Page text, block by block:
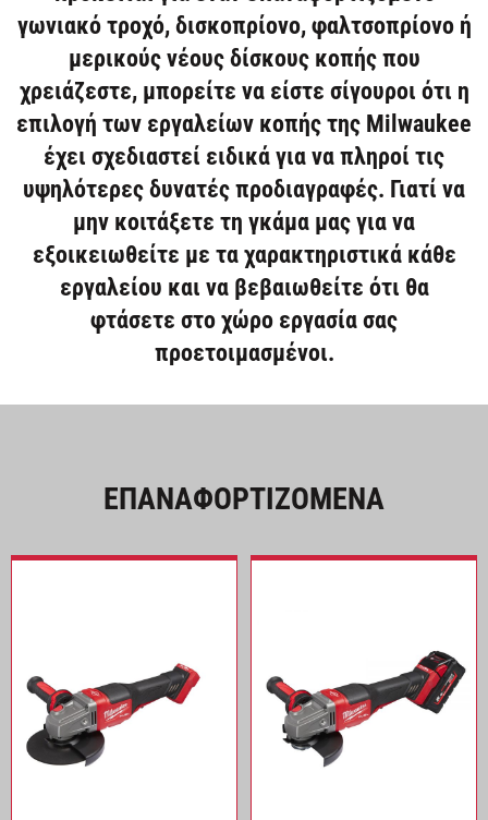
ΜΕΣΑ ΑΤΟΜΙΚΗΣ ΠΡΟΣΤΑΣΙΑΣ
ΕΝΔΥΣΗ
ΕΡΓΑΛΕΙΑ ΧΕΙΡΟΣ
ΕΞΑΡΤΗΜΑΤΑ
ΣΥΜΠΙΕΣΤΕΣ ΕΔΑΦΟΥΣ
ΣΚΥΡΟΔΕΜΑΤΟΣ
ΛΕΙΑΝΣΗ
ΔΟΚΙΜΑΣΤΙΚΑ & ΜΕΤΡΗΣΕΙΣ
ΣΥΝΔΥΑΣΜΟΙ ΕΡΓΑΛΕΙΩΝ
Force Logic
ΡΑΔΙΟΦΩΝΑ & ΗΧΕΙΑ
ΚΑΘΑΡΙΣΜΟΥ ΑΠΟΧΕΤΕΥΣΕΩΝ
ΕΞΑΓΩΓΗΣ ΣΚΟΝΗΣ
ΕΞΕΙΔΙΚΕΥΜΕΝΑ ΕΡΓΑΛΕΙΑ
ΓΩΝΙΑΚΟΙ ΤΡΟΧΟΙ
ΑΛΟΙΦΑΔΟΡΟΙ
ΠΟΛΥΕΡΓΑΛΕΙΑ
ΚΟΦΤΕΣ ΣΩΛΗΝΩΝ ΚΑΙ ΚΑΛΩΔΙΩΝ
ΠΛΑΝΕΣ
ΣΠΑΘΟΣΕΓΕΣ
ΡΟΥΤΕΡ
ΛΑΜΑΡΙΝΟΨΑΛΙΔΑ
ΔΙΣΚΟΠΡΙΟΝΑ ΠΑΓΚΟΥ & ΒΑΣΕΙΣ
ΚΟΦΤΕΣ ΝΤΙΖΩΝ
ΓΡΑΣΑΔΟΡΟΙ
ΚΟΛΛΗΤΗΡΙΑ
ΑΝΑΔΕΥΤΗΡΕΣ
ΤΡΑΒΗΓΜΑ ΚΑΛΩΔΙΩΝ
ΔΟΝΗΤΕΣ ΣΚΥΡΟΔΕΜΑΤΟΣ
ΠΕΡΙΣΤΡΟΦΙΚΑ ΕΡΓΑΛΕΙΑ
ΔΙΑΧΕΙΡΙΣΗΣ ΥΛΙΚΟΥ
ΤΡΙΒΕΙΑ
ΜΠΟΡΝΤΟΥΡΟΨΑΛΙΔΑ
ΦΥΣΗΤΗΡΕΣ
ΠΡΙΟΝΙΑ ΚΛΑΔΕΜΑΤΟΣ
ΜΕΤΑΛΛΙΚΗ ΑΠΟΘΗΚΕΥΣΗ
ΕΝΘΕΤΑ & ΑΝΤΑΠΤΟΡΕΣ
ΖΩΝΕΣ, ΘΗΚΕΣ & ΣΑΚΙΔΙΑ ΠΛΑΤΗΣ
ΚΡΑΝΗ
ΥΠΟΔΗΜΑΤΑ ΑΣΦΑΛΕΙΑΣ
ΨΥΞΗ
ΠΡΙΟΝΙΑ & ΚΟΦΤΕΣ
ΣΥΣΦΙΞΗ
ΣΦΥΡΙΑ & ΕΞΩΛΚΕΙΣ
ΤΡΑΒΗΓΜΑ ΚΑΛΩΔΙΩΝ
ΚΟΠΗ ΚΑΙ ΣΠΕΙΡΟΤΟΜΗΣΗ
ΚΑΡΥΔΑΚΙΑ ΜΕ ΛΑΒΗ Τ
ΡΑΚΟΡΟΚΛΕΙΔΑ
ΔΥΝΑΜΟΚΛΕΙΔΑ
ΜΗΧΑΝΗΣ ΓΚΑΖΟΝ
ΕΞΑΡΤΗΜΑΤΑ ΧΛΟΟΚΟΠΤΙΚΟΥ
ΕΙΔΙΚΩΝ ΕΡΓΑΛΕΙΩΝ
ΠΡΟΣΑΡΤΗΜΑΤΑ
ΠΡΟΣΑΡΤΗΜΑΤΑ ΣΥΣΤΗΜΑΤΩΝ
ΚΑΡΦΙΑ ΚΑΙ ΣΥΝΔΕΤΙΚΑ
ΔΙΣΚΟΙ ΓΙΑ ΕΠΙΤΡΑΠΕΖΙΑ ΔΙΣΚΟΠΡΙΟΝΑ
ΔΙΣΚΟΙ ΓΙΑ ΦΑΛΤΣΟΠΡΙΟΝΑ
ΕΞΑΡΤΗΜΑΤΑ ΡΟΥΤΕΡ
ΣΠΕΙΡΩΜΑ ΣΩΛΗΝΩΣΕΩΝ
γωνιακό τροχό, δισκοπρίονο, φαλτσοπρίονο ή
μερικούς νέους δίσκους κοπής που
χρειάζεστε, μπορείτε να είστε σίγουροι ότι η
επιλογή των εργαλείων κοπής της Milwaukee
έχει σχεδιαστεί ειδικά για να πληροί τις
υψηλότερες δυνατές προδιαγραφές. Γιατί να
μην κοιτάξετε τη γκάμα μας για να
εξοικειωθείτε με τα χαρακτηριστικά κάθε
εργαλείου και να βεβαιωθείτε ότι θα
φτάσετε στο χώρο εργασία σας
προετοιμασμένοι.
ΕΠΑΝΑΦΟΡΤΙΖΟΜΕΝΑ